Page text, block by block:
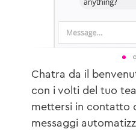
Chatra da il
con i volti del tuo
mettersi in contatto
messaggi